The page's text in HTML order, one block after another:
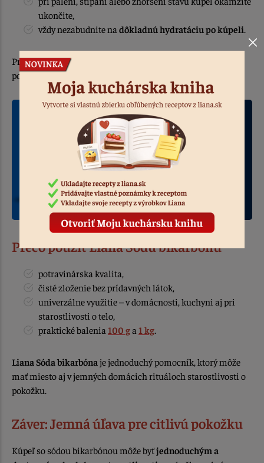
ukončite,
vždy nezabudnite na dôkladnú hydratáciu po kúpeli
Pri výrazných alebo pretrvávajúcich problémoch je vhodné
poradiť sa s dermatológom.
Prečo použiť Liana Sódu bikarbónu
potravinárska kvalita,
čisté zloženie bez prídavných látok,
univerzálne využitie – v domácnosti, kuchyni aj pri
starostlivosti o telo,
praktické balenia 100 ga 1 kg
Liana Sóda bikarbóna je jednoduchý pomocník, ktorý môže
mať miesto aj v jemných domácich rituáloch starostlivosti o
pokožku.
Záver: Jemná úľava pre citlivú pokožku
Kúpeľ so sódou bikarbónou môže byťjednoduchým a